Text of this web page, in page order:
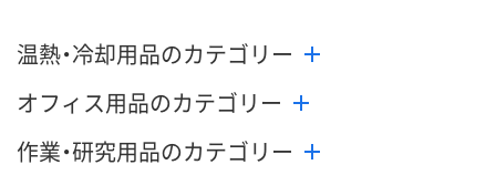
温熱・冷却用品のカテゴリー
オフィス用品のカテゴリー
作業・研究用品のカテゴリー